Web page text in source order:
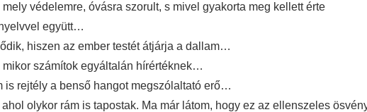
védelemre, óvásra szorult, s mivel gyakorta meg kellett érte
együtt…
hiszen az ember testét átjárja a dallam…
számítok egyáltalán hírértéknek…
rejtély a benső hangot megszólaltató erő…
olykor rám is tapostak. Ma már látom, hogy ez az ellenszeles